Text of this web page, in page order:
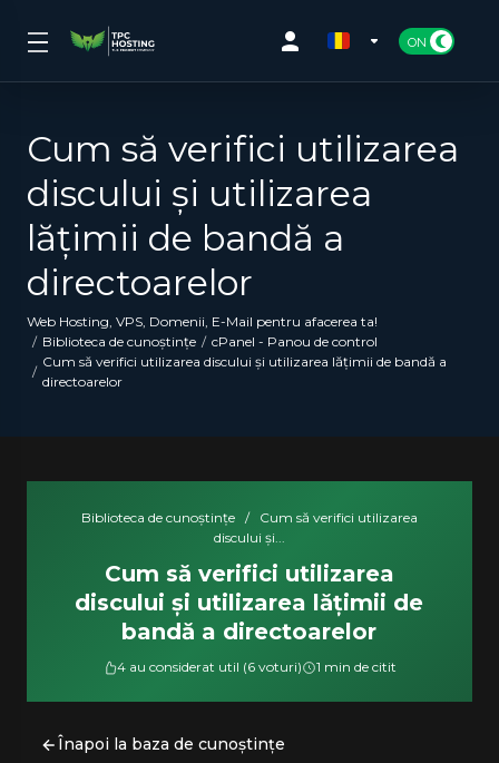
Cum să verifici utilizarea
discului și utilizarea
lățimii de bandă a
directoarelor
Web Hosting, VPS, Domenii, E-Mail pentru afacerea ta!
Biblioteca de cunoștințe
cPanel - Panou de control
Cum să verifici utilizarea discului și utilizarea lățimii de bandă a
directoarelor
Biblioteca de cunoștințe /
Cum să verifici utilizarea
discului și...
Cum să verifici utilizarea
discului și utilizarea lățimii de
bandă a directoarelor
4 au considerat util (6 voturi) 1 min de citit
Înapoi la baza de cunoștințe